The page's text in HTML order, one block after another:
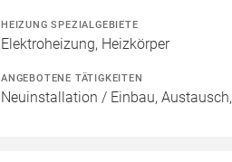
HEIZUNG SPEZIALGEBIETE
Elektroheizung, Heizkörper
ANGEBOTENE TÄTIGKEITEN
Neuinstallation / Einbau,